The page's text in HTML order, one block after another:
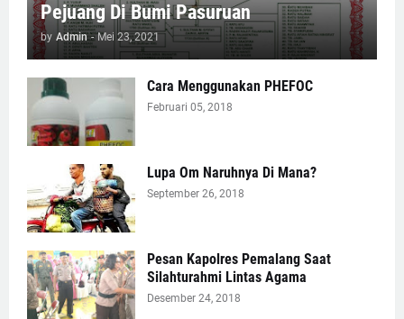
Pejuang Di Bumi Pasuruan
by Admin - Mei 23, 2021
Cara Menggunakan PHEFOC
Februari 05, 2018
Lupa Om Naruhnya Di Mana?
September 26, 2018
Pesan Kapolres Pemalang Saat
Silahturahmi Lintas Agama
Desember 24, 2018